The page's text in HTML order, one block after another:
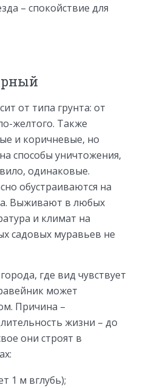
– спокойствие для
от типа грунта: от
желтого. Также
и коричневые, но
способы уничтожения,
одинаковые.
обустраиваются на
Выживают в любых
и климат на
садовых муравьев не
где вид чувствует
может
Причина –
жизни – до
они строят в
1 м вглубь);